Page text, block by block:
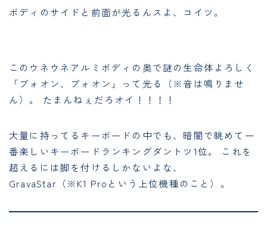
ボディのサイドと前面が光るんスよ、コイツ。
このウネウネアルミボディの奥で謎の生命体よろしく
「ブォオン、ブォオン」って光る（※音は鳴りませ
ん）。 たまんねぇだろオイ！！！！
大量に持ってるキーボードの中でも、暗闇で眺めて一
番楽しいキーボードランキングダントツ1位。 これを
超えるには脚を付けるしかないよな、
GravaStar（※K1 Proという上位機種のこと）。